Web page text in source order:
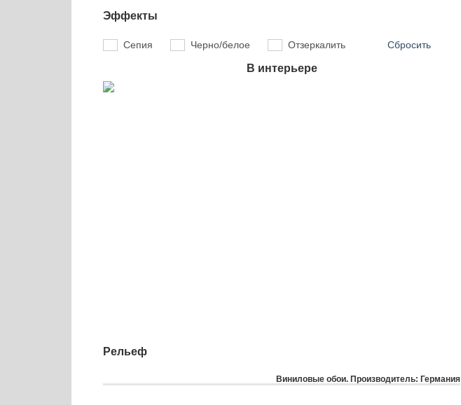
Эффекты
Сепия Черно/белое Отзеркалить Сбросить
В интерьере
Рельеф
Виниловые обои. Производитель: Германия